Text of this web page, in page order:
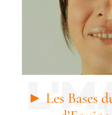
► Les Bases